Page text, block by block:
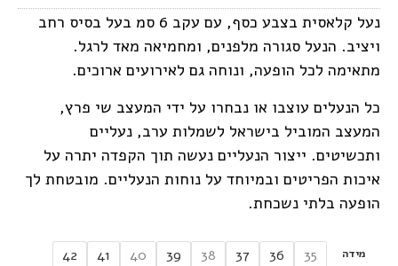
נעל קלאסית בצבע כסף, עם עקב 6 סמ בעל בסיס רחב
ויציב. הנעל סגורה מלפנים, ומחמיאה מאד לרגל.
מתאימה לכל הופעה, ונוחה גם לאירועים ארוכים.
כל הנעלים עוצבו או נבחרו על ידי המעצב שי פרץ,
המעצב המוביל בישראל לשמלות ערב, נעליים
ותכשיטים. ייצור הנעליים נעשה תוך הקפדה יתרה על
איכות הפריטים ובמיוחד על נוחות הנעליים. מובטחת לך
הופעה בלתי נשכחת.
מידה 35
36
37
38
39
40
41
42